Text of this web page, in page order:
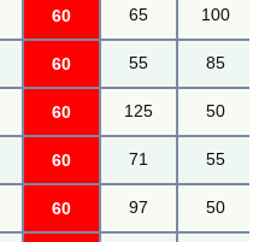
60 65 100
60 55 85
60 125 50
60 71 55
60 97 50